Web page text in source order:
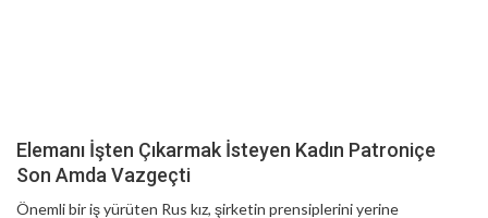
Elemanı İşten Çıkarmak İsteyen Kadın Patroniçe
Son Amda Vazgeçti
Önemli bir iş yürüten Rus kız, şirketin prensiplerini yerine